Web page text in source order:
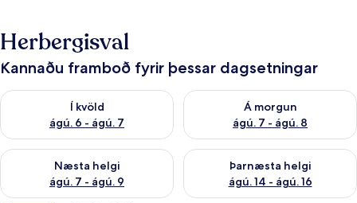
Herbergisval
Kannaðu framboð fyrir þessar dagsetningar
Í kvöld
ágú. 6 - ágú. 7
Athuga framboð í kvöld ágú. 6 - ágú. 7
Á morgun
ágú. 7 - ágú. 8
Athuga framboð á morgun
Næsta helgi
ágú. 7 - ágú. 9
Athuga framboð næstu helgi ágú. 7 - ágú. 9
Þarnæsta helgi
ágú. 14 - ágú. 16
Athuga framboð þarnæstu